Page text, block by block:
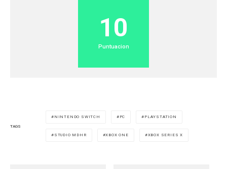
10
Puntuacion
TAGS
NINTENDO SWITCH PC PLAYSTATION
STUDIO MDHR XBOX ONE XBOX SERIES X